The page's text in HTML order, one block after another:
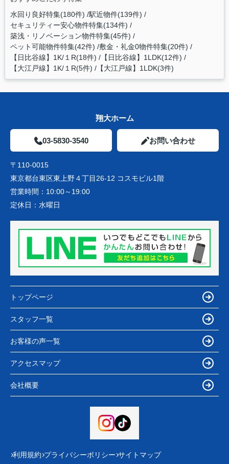
水回り良好特集(180件) 駅近物件(139件)
セキュリティー安心物件特集(134件)
築浅・リノベーション物件特集(45件)
ペット可能物件特集(42件) 敷金・礼金0物件特集(20件)
【日比谷線】1K/１R(18件) 【日比谷線】1LDK(12件)
【大江戸線】1K/１R(5件) 【大江戸線】1LDK(3件)
翔大ホーム
03-5830-3540 お問い合わせ
〒110-0015
東京都台東区東上野４丁目26-12 コスモビル1階
営業時間： 10:00～19:00
定休日： 水曜日
トップページ
スタッフ一覧
お客様の声一覧
アクセスマップ
会社概要
利用規約 プライバシーポリシー サイトマップ